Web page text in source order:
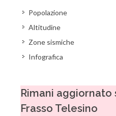
Popolazione
Altitudine
Zone sismiche
Infografica
Rimani aggiornato
Frasso Telesino